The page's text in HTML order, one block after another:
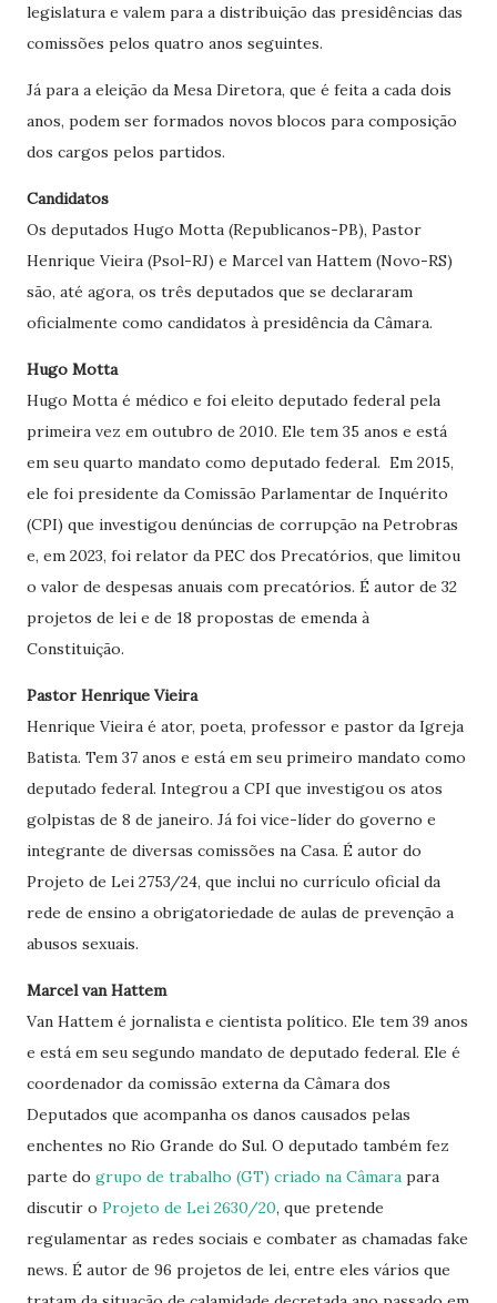
legislatura e valem para a distribuição das presidências das
comissões pelos quatro anos seguintes.
Já para a eleição da Mesa Diretora, que é feita a cada dois
anos, podem ser formados novos blocos para composição
dos cargos pelos partidos.
Candidatos
Os deputados Hugo Motta (Republicanos-PB), Pastor
Henrique Vieira (Psol-RJ) e Marcel van Hattem (Novo-RS)
são, até agora, os três deputados que se declararam
oficialmente como candidatos à presidência da Câmara.
Hugo Motta
Hugo Motta é médico e foi eleito deputado federal pela
primeira vez em outubro de 2010. Ele tem 35 anos e está
em seu quarto mandato como deputado federal. Em 2015,
ele foi presidente da Comissão Parlamentar de Inquérito
(CPI) que investigou denúncias de corrupção na Petrobras
e, em 2023, foi relator da PEC dos Precatórios, que limitou
o valor de despesas anuais com precatórios. É autor de 32
projetos de lei e de 18 propostas de emenda à
Constituição.
Pastor Henrique Vieira
Henrique Vieira é ator, poeta, professor e pastor da Igreja
Batista. Tem 37 anos e está em seu primeiro mandato como
deputado federal. Integrou a CPI que investigou os atos
golpistas de 8 de janeiro. Já foi vice-líder do governo e
integrante de diversas comissões na Casa. É autor do
Projeto de Lei 2753/24, que inclui no currículo oficial da
rede de ensino a obrigatoriedade de aulas de prevenção a
abusos sexuais.
Marcel van Hattem
Van Hattem é jornalista e cientista político. Ele tem 39 anos
e está em seu segundo mandato de deputado federal. Ele é
coordenador da comissão externa da Câmara dos
Deputados que acompanha os danos causados pelas
enchentes no Rio Grande do Sul. O deputado também fez
parte do grupo de trabalho (GT) criado na Câmara para
discutir o Projeto de Lei 2630/20, que pretende
regulamentar as redes sociais e combater as chamadas fake
news. É autor de 96 projetos de lei, entre eles vários que